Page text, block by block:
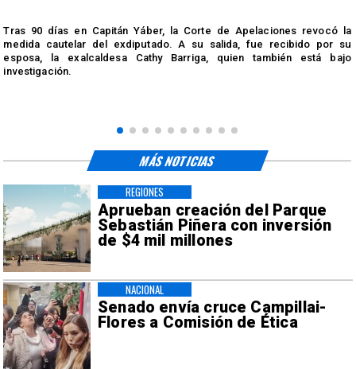
Tras 90 días en Capitán Yáber, la Corte de Apelaciones revocó la
medida cautelar del exdiputado. A su salida, fue recibido por su
esposa, la exalcaldesa Cathy Barriga, quien también está bajo
investigación.
Aprueban creación del Parque
Sebastián Piñera con inversión
de $4 mil millones
REGIONES
Senado envía cruce Campillai-
Flores a Comisión de Ética
NACIONAL
MÁS NOTICIAS